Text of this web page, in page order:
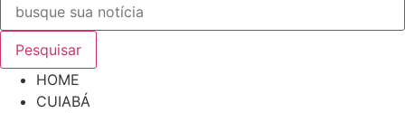
Pesquisar
HOME
CUIABÁ